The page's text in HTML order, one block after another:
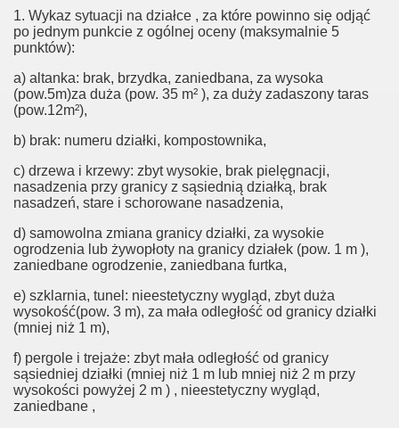
1. Wykaz sytuacji na działce , za które powinno się odjąć
po jednym punkcie z ogólnej oceny (maksymalnie 5
punktów):
a) altanka: brak, brzydka, zaniedbana, za wysoka
(pow.5m)za duża (pow. 35 m² ), za duży zadaszony taras
(pow.12m²),
b) brak: numeru działki, kompostownika,
c) drzewa i krzewy: zbyt wysokie, brak pielęgnacji,
nasadzenia przy granicy z sąsiednią działką, brak
nasadzeń, stare i schorowane nasadzenia,
d) samowolna zmiana granicy działki, za wysokie
ogrodzenia lub żywopłoty na granicy działek (pow. 1 m ),
zaniedbane ogrodzenie, zaniedbana furtka,
e) szklarnia, tunel: nieestetyczny wygląd, zbyt duża
wysokość(pow. 3 m), za mała odległość od granicy działki
(mniej niż 1 m),
f) pergole i trejaże: zbyt mała odległość od granicy
sąsiedniej działki (mniej niż 1 m lub mniej niż 2 m przy
wysokości powyżej 2 m ) , nieestetyczny wygląd,
zaniedbane ,